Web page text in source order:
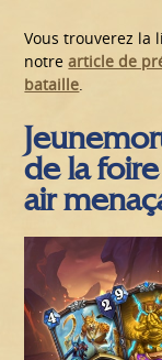
Vous trouverez la
notrearticle de
bataille
de la
air